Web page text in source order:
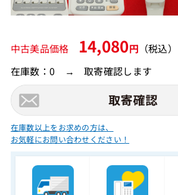
中古美品価格 14,080円 （税込）
在庫数：0 → 取寄確認します
在庫数以上をお求めの方は、
お気軽にお問い合わせください！